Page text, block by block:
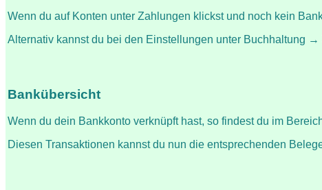
Wenn du auf Konten unter Zahlungen klickst und noch kein
Alternativ kannst du bei den Einstellungen unter Buchhaltung
Bankübersicht
Wenn du dein Bankkonto verknüpft hast, so findest du im
Diesen Transaktionen kannst du nun die entsprechenden